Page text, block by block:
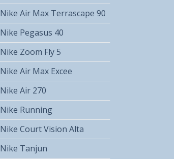
Nike Air Max Terrascape 90
Nike Pegasus 40
Nike Zoom Fly 5
Nike Air Max Excee
Nike Air 270
Nike Running
Nike Court Vision Alta
Nike Tanjun